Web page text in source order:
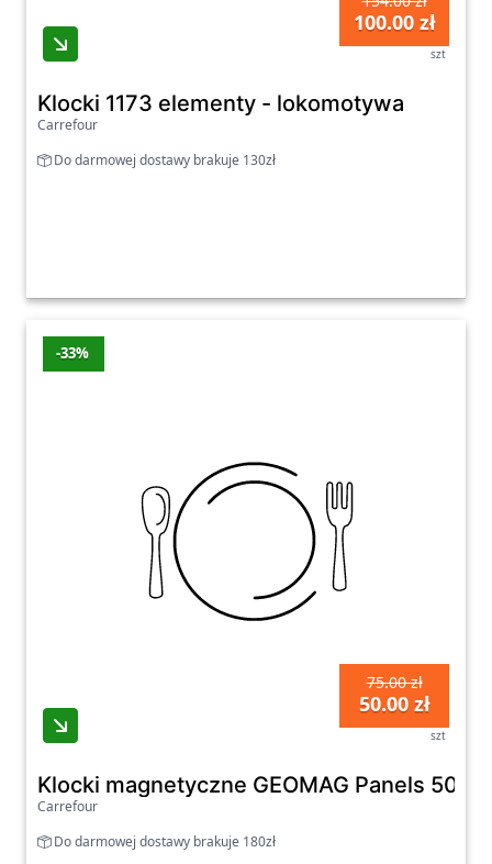
100.00 zł
szt
Klocki 1173 elementy - lokomotywa
Carrefour
Do darmowej dostawy brakuje 130zł
-33%
75.00 zł
50.00 zł
szt
Klocki magnetyczne GEOMAG Panels 50
Carrefour
Do darmowej dostawy brakuje 180zł